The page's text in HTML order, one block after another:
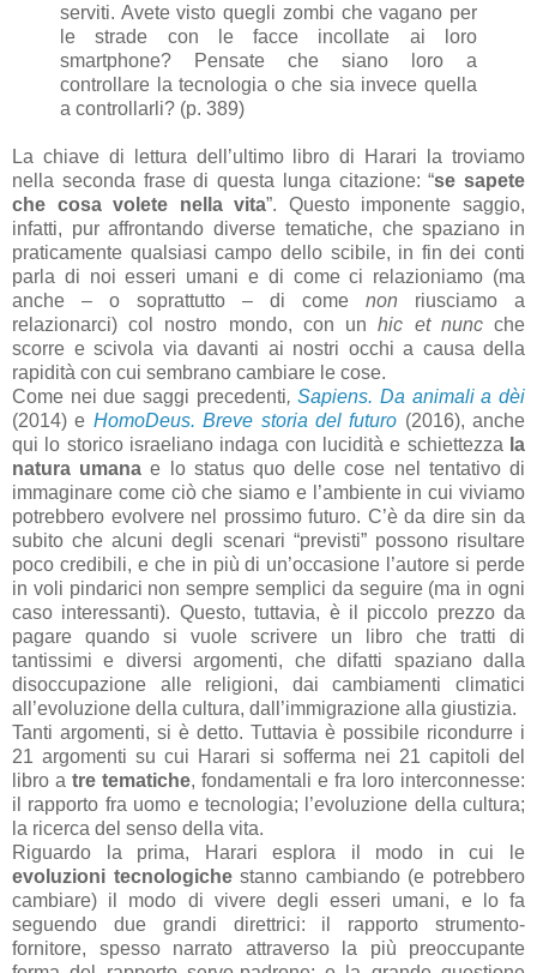
serviti. Avete visto quegli zombi che vagano per
le strade con le facce incollate ai loro
smartphone? Pensate che siano loro a
controllare la tecnologia o che sia invece quella
a controllarli? (p. 389)
La chiave di lettura dell’ultimo libro di Harari la troviamo
nella seconda frase di questa lunga citazione: “se sapete
che cosa volete nella vita”. Questo imponente saggio,
infatti, pur affrontando diverse tematiche, che spaziano in
praticamente qualsiasi campo dello scibile, in fin dei conti
parla di noi esseri umani e di come ci relazioniamo (ma
anche – o soprattutto – di come non riusciamo a
relazionarci) col nostro mondo, con unhic et nuncche
scorre e scivola via davanti ai nostri occhi a causa della
rapidità con cui sembrano cambiare le cose.
Come nei due saggi precedenti,Sapiens. Da animali a dèi
(2014) e HomoDeus. Breve storia del futuro (2016), anche
qui lo storico israeliano indaga con lucidità e schiettezza la
natura umana e lo status quo delle cose nel tentativo di
immaginare come ciò che siamo e l’ambiente in cui viviamo
potrebbero evolvere nel prossimo futuro. C’è da dire sin da
subito che alcuni degli scenari “previsti” possono risultare
poco credibili, e che in più di un’occasione l’autore si perde
in voli pindarici non sempre semplici da seguire (ma in ogni
caso interessanti). Questo, tuttavia, è il piccolo prezzo da
pagare quando si vuole scrivere un libro che tratti di
tantissimi e diversi argomenti, che difatti spaziano dalla
disoccupazione alle religioni, dai cambiamenti climatici
all’evoluzione della cultura, dall’immigrazione alla giustizia.
Tanti argomenti, si è detto. Tuttavia è possibile ricondurre i
21 argomenti su cui Harari si sofferma nei 21 capitoli del
libro a tre tematiche, fondamentali e fra loro interconnesse:
il rapporto fra uomo e tecnologia; l’evoluzione della cultura;
la ricerca del senso della vita.
Riguardo la prima, Harari esplora il modo in cui le
evoluzioni tecnologichestanno cambiando (e potrebbero
cambiare) il modo di vivere degli esseri umani, e lo fa
seguendo due grandi direttrici: il rapporto strumento-
fornitore, spesso narrato attraverso la più preoccupante